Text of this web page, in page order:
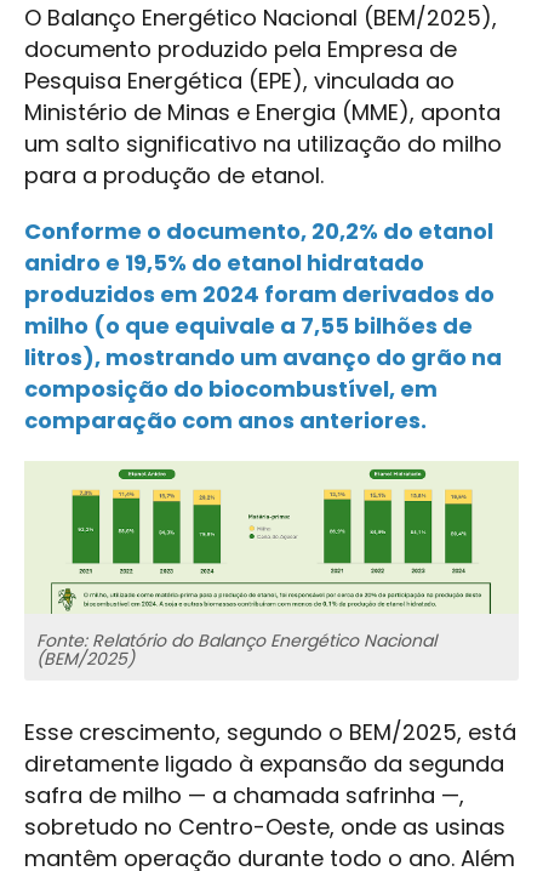
O Balanço Energético Nacional (BEM/2025),
documento produzido pela Empresa de
Pesquisa Energética (EPE), vinculada ao
Ministério de Minas e Energia (MME), aponta
um salto significativo na utilização do milho
para a produção de etanol.
Conforme o documento, 20,2% do etanol
anidro e 19,5% do etanol hidratado
produzidos em 2024 foram derivados do
milho (o que equivale a 7,55 bilhões de
litros), mostrando um avanço do grão na
composição do biocombustível, em
comparação com anos anteriores.
Fonte: Relatório do Balanço Energético Nacional
(BEM/2025)
Esse crescimento, segundo o BEM/2025, está
diretamente ligado à expansão da segunda
safra de milho — a chamada safrinha —,
sobretudo no Centro-Oeste, onde as usinas
mantêm operação durante todo o ano. Além